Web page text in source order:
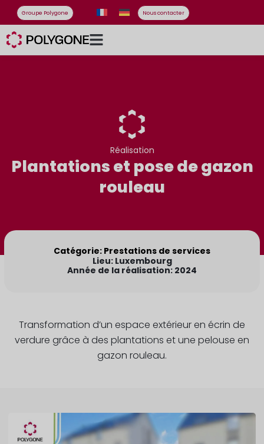
Groupe Polygone Nous contacter
Réalisation
Plantations et pose de gazon
rouleau
Catégorie: Prestations de services
Lieu: Luxembourg
Année de la réalisation: 2024
Transformation d’un espace extérieur en écrin de
verdure grâce à des plantations et une pelouse en
gazon rouleau.